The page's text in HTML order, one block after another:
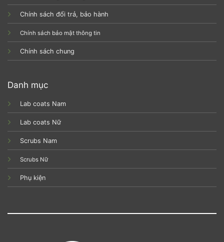
Chính sách đổi trả, bảo hành
Chính sách bảo mật thông tin
Chính sách chung
Danh mục
Lab coats Nam
Lab coats Nữ
Scrubs Nam
Scrubs Nữ
Phụ kiện